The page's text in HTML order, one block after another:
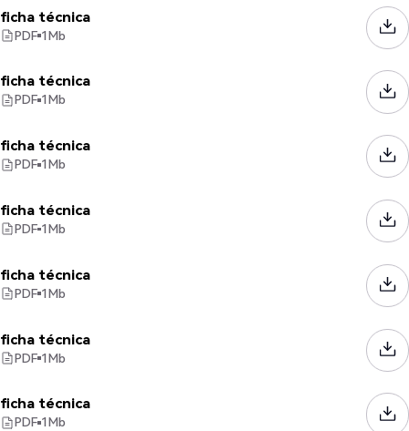
ficha técnica
PDF 1Mb
ficha técnica
PDF 1Mb
ficha técnica
PDF 1Mb
ficha técnica
PDF 1Mb
ficha técnica
PDF 1Mb
ficha técnica
PDF 1Mb
ficha técnica
PDF 1Mb